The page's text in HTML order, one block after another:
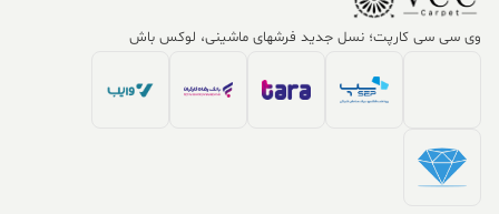
وی سی سی کارپت؛ نسل جدید فرشهای ماشینی، لوکس باش